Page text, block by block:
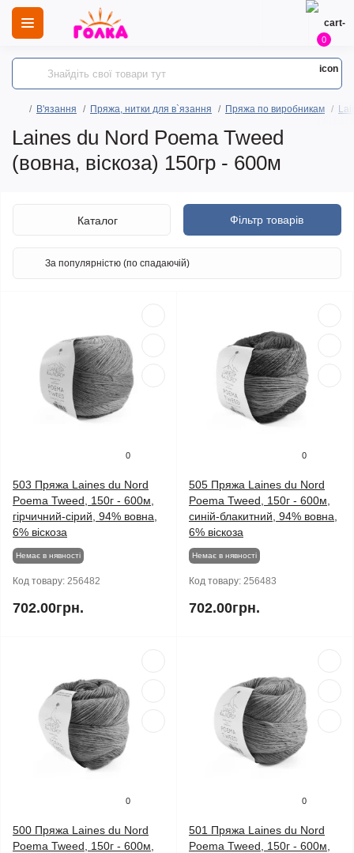
0
В'язання Пряжа, нитки для в`язання Пряжа по виробникам
Laines du Nord Poema Tweed
(вовна, віскоза) 150гр - 600м
Фільтр товарів
Каталог
0
503 Пряжа Laines du Nord
Poema Tweed, 150г - 600м,
гірчичний-сірий, 94% вовна,
6% віскоза
Немає в нявності
Код товару: 256482
702.00грн.
0
505 Пряжа Laines du Nord
Poema Tweed, 150г - 600м,
синій-блакитний, 94% вовна,
6% віскоза
Немає в нявності
Код товару: 256483
702.00грн.
0
500 Пряжа Laines du Nord
Poema Tweed, 150г - 600м,
0
501 Пряжа Laines du Nord
Poema Tweed, 150г - 600м,